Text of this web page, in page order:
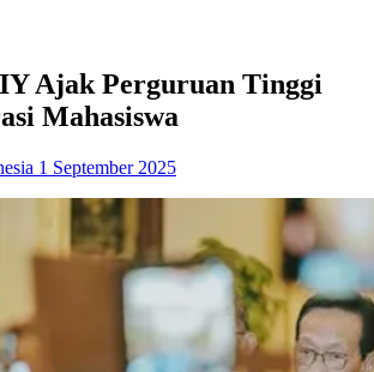
Ajak Perguruan Tinggi
Mahasiswa
1 September 2025